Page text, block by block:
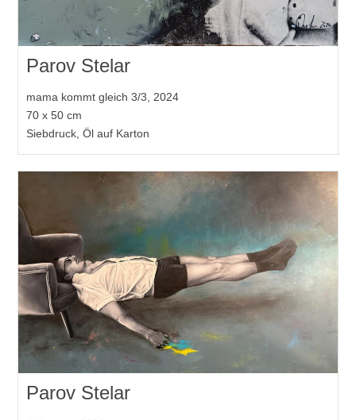
Parov Stelar
mama kommt gleich 3/3, 2024
70 x 50 cm
Siebdruck, Öl auf Karton
Parov Stelar